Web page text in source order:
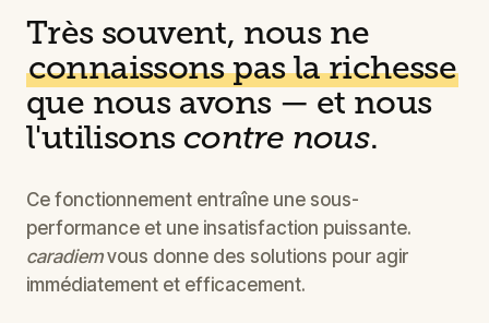
Très souvent, nous ne
connaissons pas la richesse
que nous avons — et nous
l'utilisons contre nous.
Ce fonctionnement entraîne une sous-
performance et une insatisfaction puissante.
caradiemvous donne des solutions pour agir
immédiatement et efficacement.